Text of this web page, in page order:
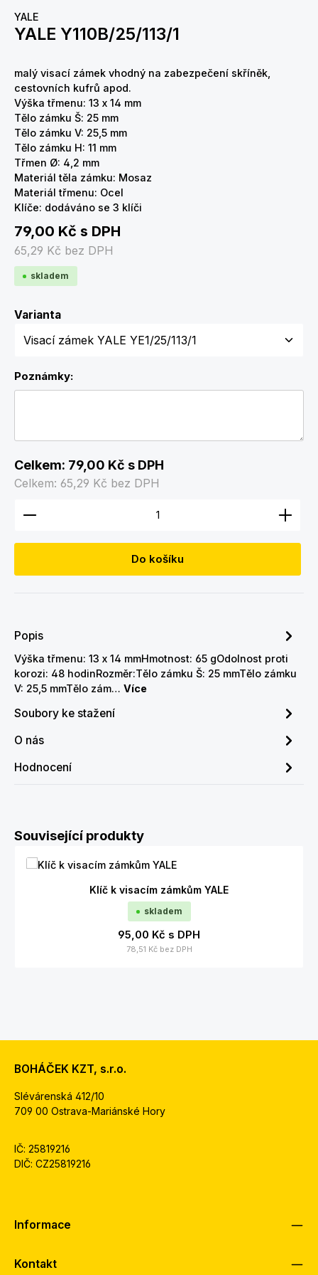
YALE
YALE Y110B/25/113/1
malý visací zámek vhodný na zabezpečení skříněk,
cestovních kufrů apod.
Výška třmenu: 13 x 14 mm
Tělo zámku Š: 25 mm
Tělo zámku V: 25,5 mm
Tělo zámku H: 11 mm
Třmen Ø: 4,2 mm
Materiál těla zámku: Mosaz
Materiál třmenu: Ocel
Klíče: dodáváno se 3 klíči
79,00 Kč s DPH
65,29 Kč bez DPH
skladem
VariantaZvolte variantu
Poznámky:
Celkem: 79,00 Kč s DPH
Celkem: 65,29 Kč bez DPH
Množství produktu: Zadejte požadované
Do košíku
Popis
Výška třmenu: 13 x 14 mmHmotnost: 65 gOdolnost proti
korozi: 48 hodinRozměr:Tělo zámku Š: 25 mmTělo zámku
V: 25,5 mmTělo zám… Více
Soubory ke stažení
O nás
Hodnocení
Přeskočit galerii produktů
Související produkty
Klíč k visacím zámkům YALE
skladem
95,00 Kč s DPH
78,51 Kč bez DPH
BOHÁČEK KZT, s.r.o.
Slévárenská 412/10
709 00 Ostrava-Mariánské Hory
IČ: 25819216
DIČ: CZ25819216
Informace
Kontakt